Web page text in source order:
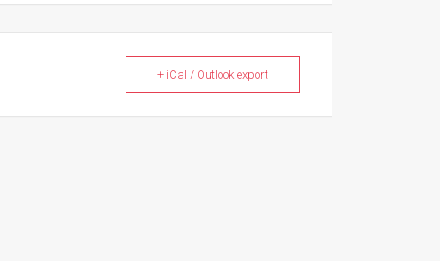
+ iCal / Outlook export